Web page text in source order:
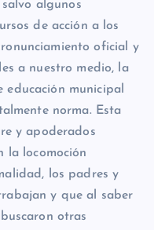
algunos
de acción a los
oficial y
a nuestro medio, la
municipal
norma. Esta
y apoderados
la locomoción
los padres y
y que al saber
otras